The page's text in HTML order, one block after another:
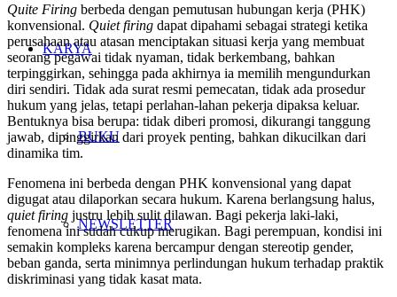
KARYA
BUKU
NEWSLETTER
Quite Firing berbeda dengan pemutusan hubungan kerja (PHK)
konvensional. Quiet firing dapat dipahami sebagai strategi ketika
perusahaan atau atasan menciptakan situasi kerja yang membuat
seorang pegawai tidak nyaman, tidak berkembang, bahkan
terpinggirkan, sehingga pada akhirnya ia memilih mengundurkan
diri sendiri. Tidak ada surat resmi pemecatan, tidak ada prosedur
hukum yang jelas, tetapi perlahan-lahan pekerja dipaksa keluar.
Bentuknya bisa berupa: tidak diberi promosi, dikurangi tanggung
jawab, dipinggirkan dari proyek penting, bahkan dikucilkan dari
dinamika tim.
Fenomena ini berbeda dengan PHK konvensional yang dapat
digugat atau dilaporkan secara hukum. Karena berlangsung halus,
quiet firing justru lebih sulit dilawan. Bagi pekerja laki-laki,
fenomena ini sudah cukup merugikan. Bagi perempuan, kondisi ini
semakin kompleks karena bercampur dengan stereotip gender,
beban ganda, serta minimnya perlindungan hukum terhadap praktik
diskriminasi yang tidak kasat mata.